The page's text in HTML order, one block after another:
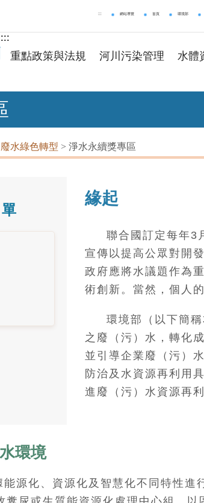
::: 網站導覽 首頁 環境部
:::
重點政策與法規 河川污染管理 水體
廢水綠色轉型 > 淨水永續獎專區
緣起
聯合國訂定每年3
宣傳以提高公眾對開
政府應將水議題作為
術創新。當然，個人
環境部（以下簡
之廢（污）水，轉化
並引導企業廢（污）
防治及水資源再利用
進廢（污）水資源再
環境
能源化、資源化及智慧化不同特性